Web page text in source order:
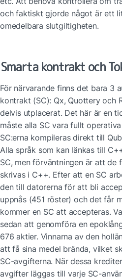
och faktiskt gjorde något är ett
omedelbara slutgiltigheten.
Smarta kontrakt och
För närvarande finns det bara 3
kontrakt (SC): Qx, Quottery och
delvis utplacerat. Det här är en
måste alla SC vara fullt
SC:erna kompileras direkt till
Alla språk som kan länkas till
SC, men förväntningen är att de
skrivas i C++. Efter att en SC
den till datorerna för att bli
uppnås (451 röster) och det får
kommer en SC att accepteras.
sedan att genomföra en
676 aktier. Vinnarna av den
att få sina medel brända, vilket
SC-avgifterna. När dessa
avgifter läggas till varje SC-